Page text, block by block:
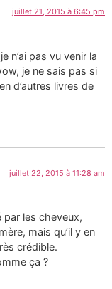
juillet 21, 2015 à 6:45 pm
n’ai pas vu venir la
je ne sais pas si
d’autres livres de
juillet 22, 2015 à 11:28 am
par les cheveux,
mais qu’il y en
crédible.
ça ?